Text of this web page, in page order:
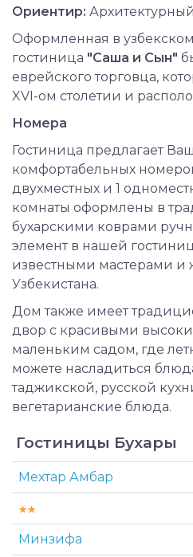
Ориентир:
Оформленная в
гостиница "Саша и Сын"
еврейского торговца,
XVI-ом столетии и
Номера
Гостиница предлагает
комфортабельных
двухместных и 1
комнаты оформлены в
бухарскими коврами
элемент в нашей
известными мастерами
Узбекистана.
Дом также имеет
двор с красивыми
маленьким садом, где
можете насладиться
таджикской, русской
вегетарианские блюда.
Гостиницы Бухары
Мехтар Амбар
Минзифа